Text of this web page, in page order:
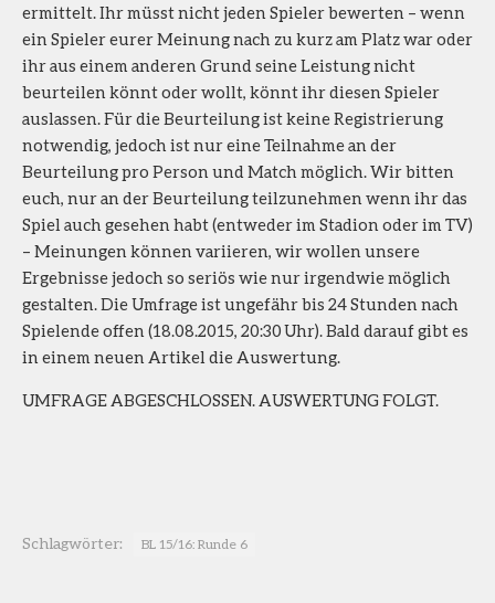
ermittelt. Ihr müsst nicht jeden Spieler bewerten – wenn
ein Spieler eurer Meinung nach zu kurz am Platz war oder
ihr aus einem anderen Grund seine Leistung nicht
beurteilen könnt oder wollt, könnt ihr diesen Spieler
auslassen. Für die Beurteilung ist keine Registrierung
notwendig, jedoch ist nur eine Teilnahme an der
Beurteilung pro Person und Match möglich. Wir bitten
euch, nur an der Beurteilung teilzunehmen wenn ihr das
Spiel auch gesehen habt (entweder im Stadion oder im TV)
– Meinungen können variieren, wir wollen unsere
Ergebnisse jedoch so seriös wie nur irgendwie möglich
gestalten. Die Umfrage ist ungefähr bis 24 Stunden nach
Spielende offen (18.08.2015, 20:30 Uhr). Bald darauf gibt es
in einem neuen Artikel die Auswertung.
UMFRAGE ABGESCHLOSSEN. AUSWERTUNG FOLGT.
Schlagwörter: BL 15/16: Runde 6